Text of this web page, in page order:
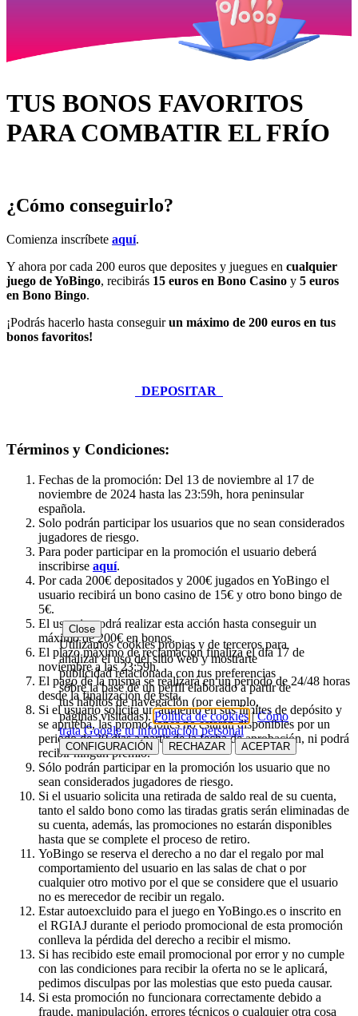
TUS BONOS FAVORITOS
PARA COMBATIR EL FRÍO
¿Cómo conseguirlo?
Comienza inscríbete aquí.
Y ahora por cada 200 euros que deposites y juegues en cualquier
juego de YoBingo, recibirás 15 euros en Bono Casino y 5 euros
en Bono Bingo.
¡Podrás hacerlo hasta conseguirun máximo de 200 euros en tus
bonos favoritos!
DEPOSITAR
Términos y Condiciones:
Fechas de la promoción: Del 13 de noviembre al 17 de
noviembre de 2024 hasta las 23:59h, hora peninsular
española.
Solo podrán participar los usuarios que no sean considerados
jugadores de riesgo.
Para poder participar en la promoción el usuario deberá
inscribirse aquí.
Por cada 200€ depositados y 200€ jugados en YoBingo el
usuario recibirá un bono casino de 15€ y otro bono bingo de
5€.
El usuario podrá realizar esta acción hasta conseguir un
máximo de 200€ en bonos.
El plazo máximo de reclamación finaliza el día 17 de
noviembre a las 23:59h.
El pago de la misma se realizará en un periodo de 24/48 horas
desde la finalización de esta.
Si el usuario solicita un aumento en sus límites de depósito y
se aprueba, las promociones no estarán disponibles por un
periodo de 30 días a partir de la fecha de aprobación, ni podrá
recibir ningún premio.
Sólo podrán participar en la promoción los usuario que no
sean considerados jugadores de riesgo.
Si el usuario solicita una retirada de saldo real de su cuenta,
tanto el saldo bono como las tiradas gratis serán eliminadas de
su cuenta, además, las promociones no estarán disponibles
hasta que se complete el proceso de retiro.
YoBingo se reserva el derecho a no dar el regalo por mal
comportamiento del usuario en las salas de chat o por
cualquier otro motivo por el que se considere que el usuario
no es merecedor de recibir un regalo.
Estar autoexcluido para el juego en YoBingo.es o inscrito en
el RGIAJ durante el periodo promocional de esta promoción
conlleva la pérdida del derecho a recibir el mismo.
Si has recibido este email promocional por error y no cumple
con las condiciones para recibir la oferta no se le aplicará,
pedimos disculpas por las molestias que esto pueda causar.
Si esta promoción no funcionara correctamente debido a
fraude, manipulación, errores técnicos o cualquier otra cosa
Close
Utilizamos cookies propias y de terceros para
analizar el uso del sitio web y mostrarte
publicidad relacionada con tus preferencias
sobre la base de un perfil elaborado a partir de
tus hábitos de navegación (por ejemplo,
páginas visitadas).Política de cookies|Cómo
trata Google tu información personal
CONFIGURACIÓN RECHAZAR ACEPTAR